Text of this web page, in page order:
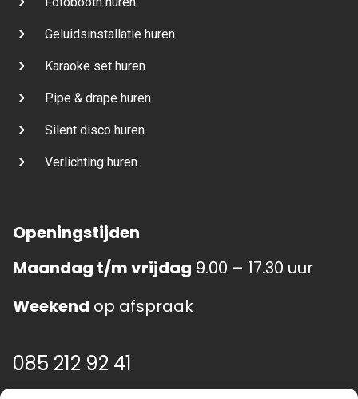
Geluidsinstallatie huren
Karaoke set huren
Pipe & drape huren
Silent disco huren
Verlichting huren
Openingstijden
Maandag t/m vrijdag 9.00 – 17.30 uur
Weekend op afspraak
085 212 92 41